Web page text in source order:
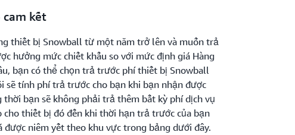
kết
thiết bị Snowball từ một năm trở lên và muốn trả
hưởng mức chiết khấu so với mức định giá Hàng
bạn có thể chọn trả trước phí thiết bị Snowball
sẽ tính phí trả trước cho bạn khi bạn nhận được
bạn sẽ không phải trả thêm bất kỳ phí dịch vụ
cho thiết bị đó đến khi thời hạn trả trước của bạn
được niêm yết theo khu vực trong bảng dưới đây.